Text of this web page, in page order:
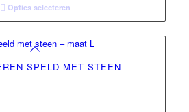
Opties selecteren
SPELD MET STEEN –